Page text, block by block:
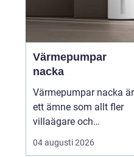
Värmepumpar
nacka
Värmepumpar nacka är
ett ämne som allt fler
villaägare och
bostadsrättsföreningar
intresserar sig för när
04 augusti 2026